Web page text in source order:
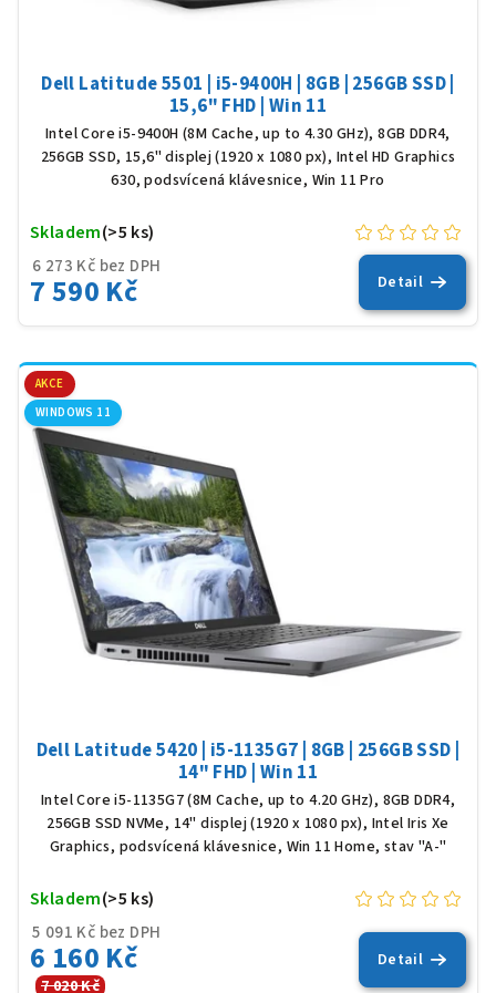
Dell Latitude 5501 | i5-9400H | 8GB | 256GB SSD |
15,6" FHD | Win 11
Intel Core i5-9400H (8M Cache, up to 4.30 GHz), 8GB DDR4,
256GB SSD, 15,6" displej (1920 x 1080 px), Intel HD Graphics
630, podsvícená klávesnice, Win 11 Pro
6 273 Kč bez DPH
7 590 Kč
Skladem(>5 ks)
Detail
AKCE
WINDOWS 11
Dell Latitude 5420 | i5-1135G7 | 8GB | 256GB SSD |
14" FHD | Win 11
Intel Core i5-1135G7 (8M Cache, up to 4.20 GHz), 8GB DDR4,
256GB SSD NVMe, 14" displej (1920 x 1080 px), Intel Iris Xe
Graphics, podsvícená klávesnice, Win 11 Home, stav "A-"
5 091 Kč bez DPH
6 160 Kč
7 020 Kč
Skladem(>5 ks)
Detail